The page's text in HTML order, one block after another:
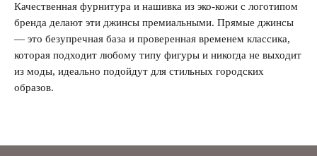
Качественная фурнитура и нашивка из эко-кожи с логотипом
бренда делают эти джинсы премиальными. Прямые джинсы
— это безупречная база и проверенная временем классика,
которая подходит любому типу фигуры и никогда не выходит
из моды, идеально подойдут для стильных городских
образов.